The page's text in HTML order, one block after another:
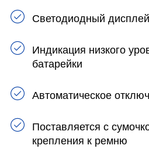
Светодиодный дисплей
Индикация низкого
батарейки
Автоматическое
Поставляется с
крепления к ремню